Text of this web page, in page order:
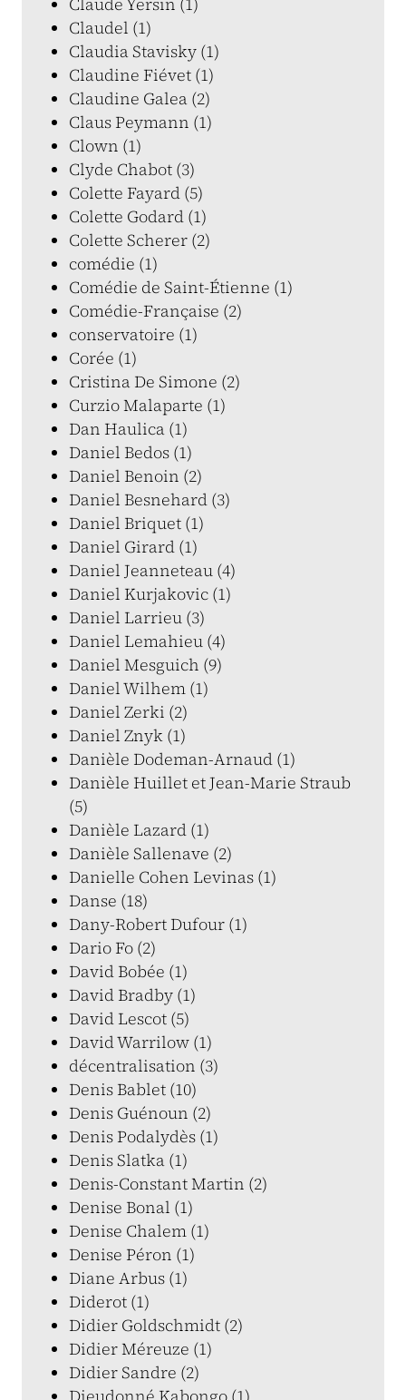
Claudel (1)
Claudia Stavisky (1)
Claudine Fiévet (1)
Claudine Galea (2)
Claus Peymann (1)
Clown (1)
Clyde Chabot (3)
Colette Fayard (5)
Colette Godard (1)
Colette Scherer (2)
comédie (1)
Comédie de Saint-Étienne (1)
Comédie-Française (2)
conservatoire (1)
Corée (1)
Cristina De Simone (2)
Curzio Malaparte (1)
Dan Haulica (1)
Daniel Bedos (1)
Daniel Benoin (2)
Daniel Besnehard (3)
Daniel Briquet (1)
Daniel Girard (1)
Daniel Jeanneteau (4)
Daniel Kurjakovic (1)
Daniel Larrieu (3)
Daniel Lemahieu (4)
Daniel Mesguich (9)
Daniel Wilhem (1)
Daniel Zerki (2)
Daniel Znyk (1)
Danièle Dodeman-Arnaud (1)
Danièle Huillet et Jean-Marie Straub
(5)
Danièle Lazard (1)
Danièle Sallenave (2)
Danielle Cohen Levinas (1)
Danse (18)
Dany-Robert Dufour (1)
Dario Fo (2)
David Bobée (1)
David Bradby (1)
David Lescot (5)
David Warrilow (1)
décentralisation (3)
Denis Bablet (10)
Denis Guénoun (2)
Denis Podalydès (1)
Denis Slatka (1)
Denis-Constant Martin (2)
Denise Bonal (1)
Denise Chalem (1)
Denise Péron (1)
Diane Arbus (1)
Diderot (1)
Didier Goldschmidt (2)
Didier Méreuze (1)
Didier Sandre (2)